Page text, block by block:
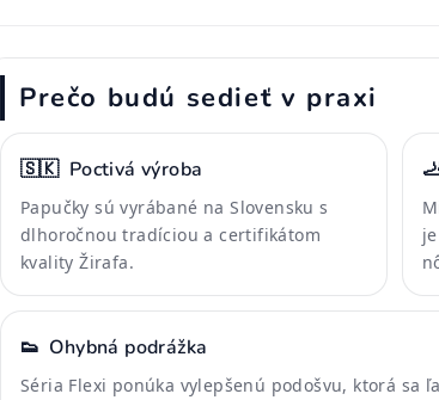
Prečo budú sedieť v praxi
🇸🇰 Poctivá výroba
Papučky sú vyrábané na Slovensku s
dlhoročnou tradíciou a certifikátom
kvality Žirafa.
👟 Ohybná podrážka
Séria Flexi ponúka vylepšenú podošvu, ktorá sa